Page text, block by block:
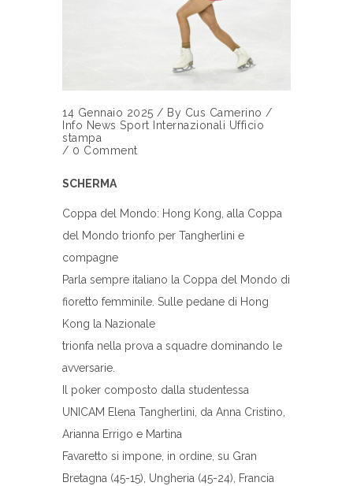
14 Gennaio 2025 / By Cus Camerino /
Info News Sport Internazionali Ufficio
stampa
/ 0 Comment
SCHERMA
Coppa del Mondo: Hong Kong, alla Coppa
del Mondo trionfo per Tangherlini e
compagne
Parla sempre italiano la Coppa del Mondo di
fioretto femminile. Sulle pedane di Hong
Kong la Nazionale
trionfa nella prova a squadre dominando le
avversarie.
Il poker composto dalla studentessa
UNICAM Elena Tangherlini, da Anna Cristino,
Arianna Errigo e Martina
Favaretto si impone, in ordine, su Gran
Bretagna (45-15), Ungheria (45-24), Francia